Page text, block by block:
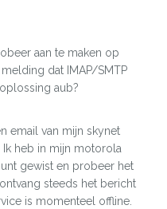
aan te maken op
dat IMAP/SMTP
aub?
email van mijn skynet
Ik heb in mijn motorola
gewist en probeer het
steeds het bericht
is momenteel offline.